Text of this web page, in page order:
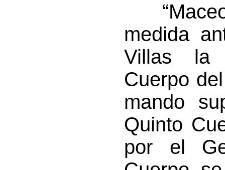
“Maceo
medida
Villas la
Cuerpo
mando
Quinto
por el